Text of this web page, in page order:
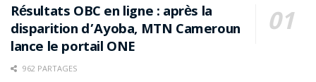
Résultats OBC en ligne : après la
disparition d’Ayoba, MTN Cameroun
lance le portail ONE
962 PARTAGES